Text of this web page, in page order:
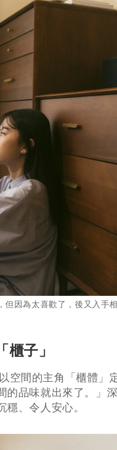
，但因為太喜歡了，後又入手
櫃子」
空間的主角「櫃體」
的品味就出來了。」
穩、令人安心。